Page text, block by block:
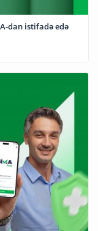
dan istifadə edə